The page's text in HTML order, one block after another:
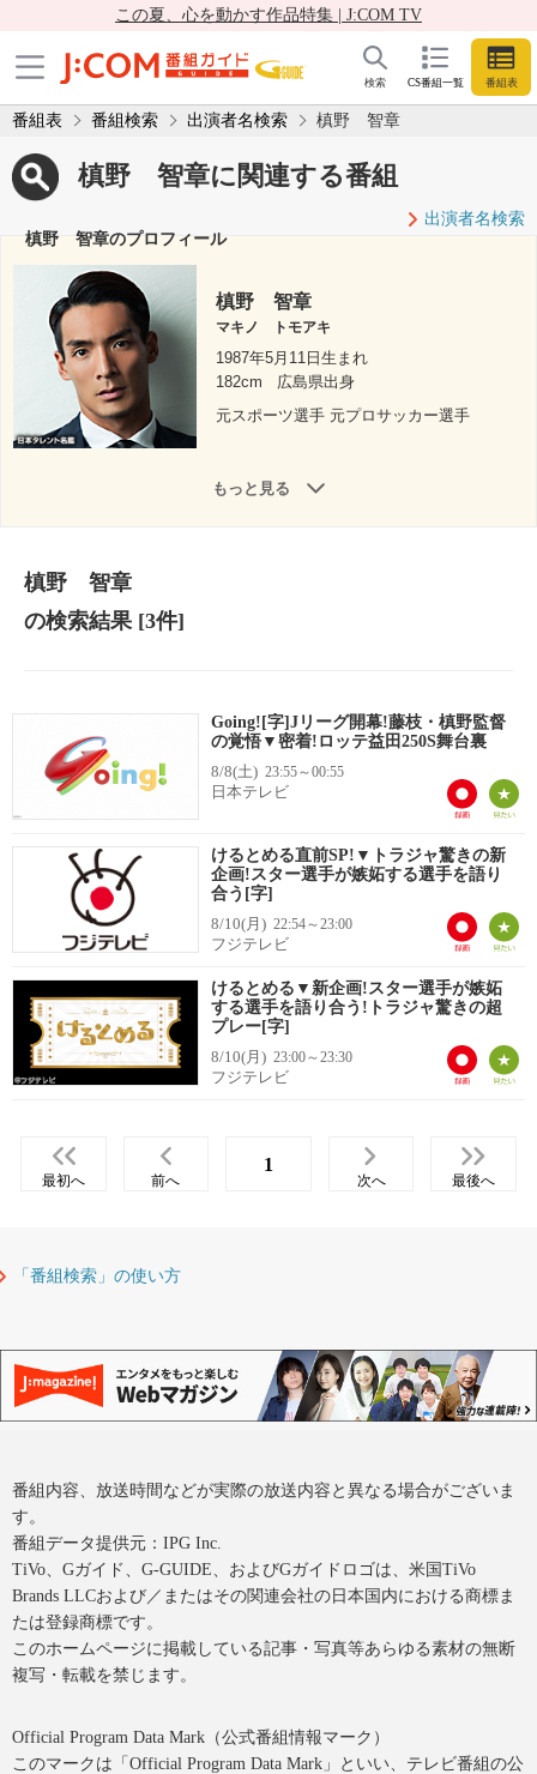
この夏、心を動かす作品特集 | J:COM TV
CS番組一覧 番組表
検索
番組表 番組検索 出演者名検索 槙野 智章
槙野 智章に関連する番組
出演者名検索
槙野 智章のプロフィール
槙野 智章
マキノ トモアキ
1987年5月11日生まれ
182cm
広島県出身
元スポーツ選手 元プロサッカー選手
もっと見る
槙野 智章
の検索結果[3件]
Going![字]Jリーグ開幕!藤枝・槙野監督
の覚悟▼密着!ロッテ益田250S舞台裏
8/8(土) 23:55～00:55
日本テレビ
けるとめる直前SP!▼トラジャ驚きの新
企画!スター選手が嫉妬する選手を語り
合う[字]
8/10(月) 22:54～23:00
フジテレビ
けるとめる▼新企画!スター選手が嫉妬
する選手を語り合う!トラジャ驚きの超
プレー[字]
8/10(月) 23:00～23:30
フジテレビ
最初へ 前へ
1
次へ 最後へ
「番組検索」の使い方
番組内容、放送時間などが実際の放送内容と異なる場合がございま
す。
番組データ提供元：IPG Inc.
TiVo、Gガイド、G-GUIDE、およびGガイドロゴは、米国TiVo
Brands LLCおよび／またはその関連会社の日本国内における商標ま
たは登録商標です。
このホームページに掲載している記事・写真等あらゆる素材の無断
複写・転載を禁じます。
Official Program Data Mark（公式番組情報マーク）
このマークは「Official Program Data Mark」といい、テレビ番組の公